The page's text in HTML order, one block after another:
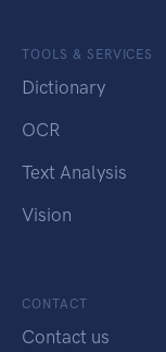
TOOLS & SERVICES
Dictionary
OCR
Text Analysis
Vision
CONTACT
Contact us